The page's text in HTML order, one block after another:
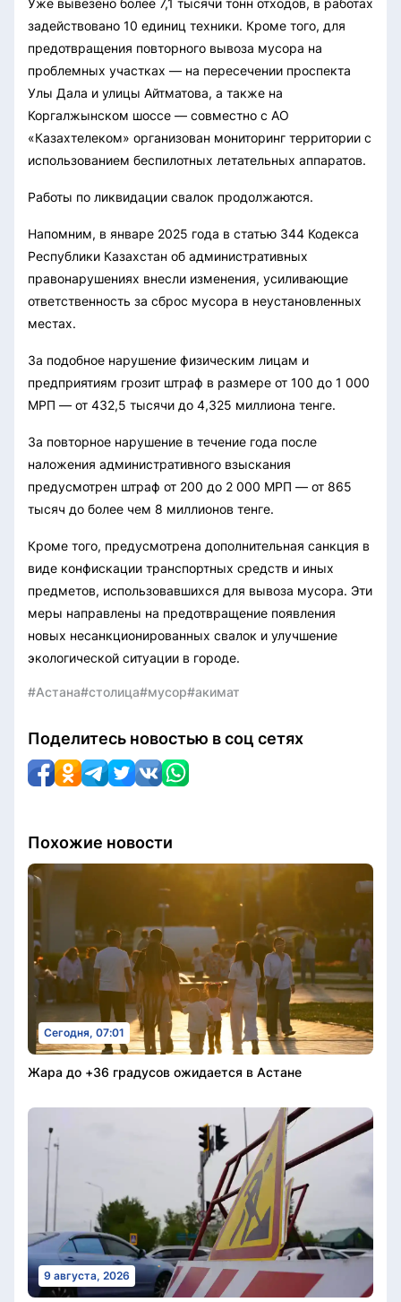
Уже вывезено более 7,1 тысячи тонн отходов, в работах
задействовано 10 единиц техники. Кроме того, для
предотвращения повторного вывоза мусора на
проблемных участках — на пересечении проспекта
Улы Дала и улицы Айтматова, а также на
Коргалжынском шоссе — совместно с АО
«Казахтелеком» организован мониторинг территории с
использованием беспилотных летательных аппаратов.
Работы по ликвидации свалок продолжаются.
Напомним, в январе 2025 года в статью 344 Кодекса
Республики Казахстан об административных
правонарушениях внесли изменения, усиливающие
ответственность за сброс мусора в неустановленных
местах.
За подобное нарушение физическим лицам и
предприятиям грозит штраф в размере от 100 до 1 000
МРП — от 432,5 тысячи до 4,325 миллиона тенге.
За повторное нарушение в течение года после
наложения административного взыскания
предусмотрен штраф от 200 до 2 000 МРП — от 865
тысяч до более чем 8 миллионов тенге.
Кроме того, предусмотрена дополнительная санкция в
виде конфискации транспортных средств и иных
предметов, использовавшихся для вывоза мусора. Эти
меры направлены на предотвращение появления
новых несанкционированных свалок и улучшение
экологической ситуации в городе.
#Астана#столица#мусор#акимат
Поделитесь новостью в соц сетях
Похожие новости
Сегодня, 07:01
Жара до +36 градусов ожидается в Астане
9 августа, 2026